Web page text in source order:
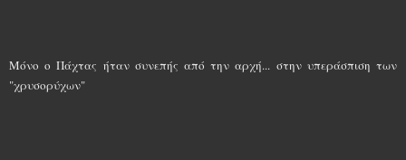
Μόνο ο Πάχτας ήταν συνεπής από την αρχή... στην υπεράσπιση των
"χρυσορύχων"